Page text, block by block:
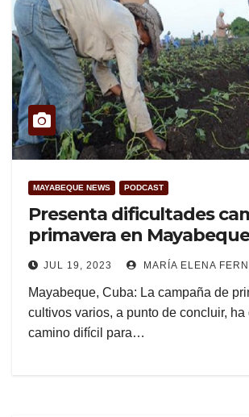
MAYABEQUE NEWS PODCAST
Presenta dificultades
primavera en
JUL 19, 2023 MARÍA ELENA
Mayabeque, Cuba: La campaña de
cultivos varios, a punto de concluir, ha
camino difícil para…